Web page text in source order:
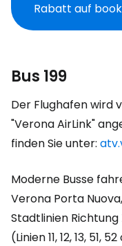
Rabatt auf
Bus 199
Der Flughafen wird
"Verona AirLink"
finden Sie unter:
Moderne Busse
Verona Porta
Stadtlinien
(Linien 11, 12, 13, 51,